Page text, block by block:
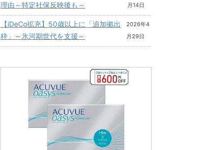
理由～特定社保反映後も～
月14日
【iDeCo拡充】50歳以上に「追加拠出
枠」～氷河期世代を支援～
2026年4
月29日